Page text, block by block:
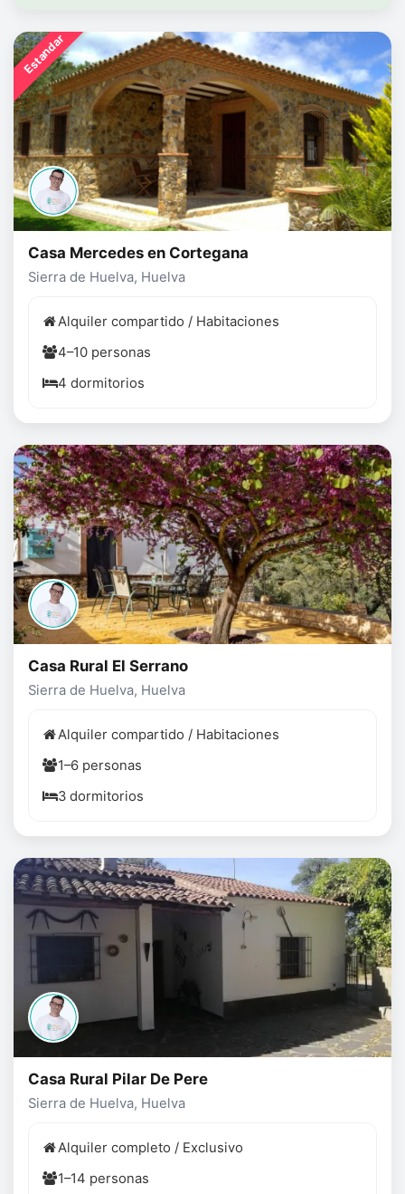
Estandar
Casa Mercedes en Cortegana
Sierra de Huelva, Huelva
Alquiler compartido / Habitaciones
4–10 personas
4 dormitorios
Casa Rural El Serrano
Sierra de Huelva, Huelva
Alquiler compartido / Habitaciones
1–6 personas
3 dormitorios
Casa Rural Pilar De Pere
Sierra de Huelva, Huelva
Alquiler completo / Exclusivo
1–14 personas